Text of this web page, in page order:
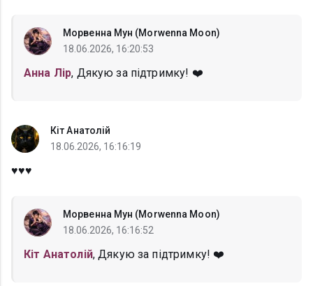
Морвенна Мун (Morwenna Moon)
18.06.2026, 16:20:53
Анна Лір, Дякую за підтримку! ❤️
Кіт Анатолій
18.06.2026, 16:16:19
♥️♥️♥️
Морвенна Мун (Morwenna Moon)
18.06.2026, 16:16:52
Кіт Анатолій, Дякую за підтримку! ❤️